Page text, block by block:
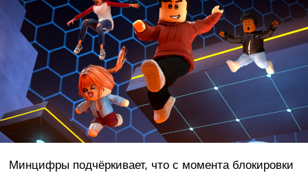
Минцифры подчёркивает, что с момента блокировки